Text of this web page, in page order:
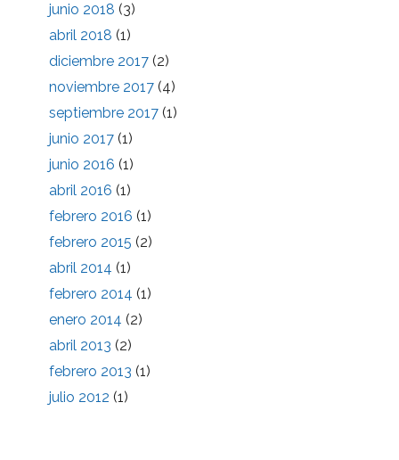
junio 2018 (3)
abril 2018 (1)
diciembre 2017 (2)
noviembre 2017 (4)
septiembre 2017 (1)
junio 2017 (1)
junio 2016 (1)
abril 2016 (1)
febrero 2016 (1)
febrero 2015 (2)
abril 2014 (1)
febrero 2014 (1)
enero 2014 (2)
abril 2013 (2)
febrero 2013 (1)
julio 2012 (1)